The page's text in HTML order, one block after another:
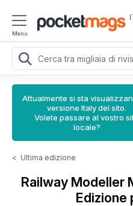
Menu
Attualmente si sta
versione Italy del sito.
Volete passare al vostro
locale?
< Ultima edizione
Railway Modeller
Edizione